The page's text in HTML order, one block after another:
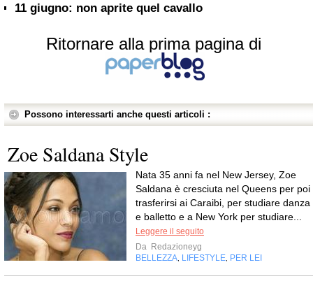
11 giugno: non aprite quel cavallo
Ritornare alla prima pagina di
Possono interessarti anche questi articoli :
Zoe Saldana Style
Nata 35 anni fa nel New Jersey, Zoe
Saldana è cresciuta nel Queens per poi
trasferirsi ai Caraibi, per studiare danza
e balletto e a New York per studiare...
Leggere il seguito
Da Redazioneyg
BELLEZZA LIFESTYLE PER LEI